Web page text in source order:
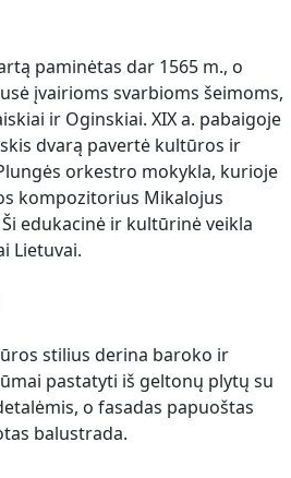
paminėtas dar 1565 m., o
įvairioms svarbioms šeimoms,
ir Oginskiai. XIX a. pabaigoje
dvarą pavertė kultūros ir
orkestro mokykla, kurioje
kompozitorius Mikalojus
edukacinė ir kultūrinė veikla
Lietuvai.
stilius derina baroko ir
pastatyti iš geltonų plytų su
o fasadas papuoštas
balustrada.